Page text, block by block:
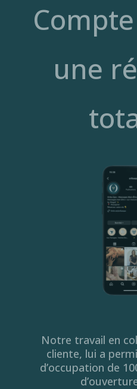
une
Notre travail en
cliente, lui a
d’occupation de